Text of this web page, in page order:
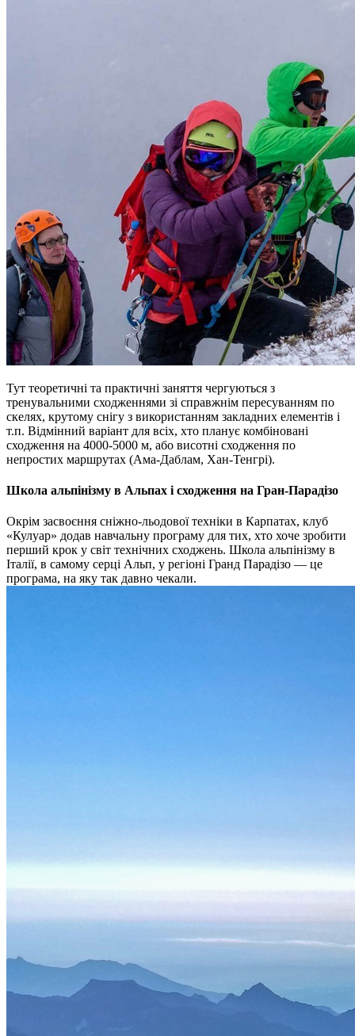
Тут теоретичні та практичні заняття чергуються з
тренувальними сходженнями зі справжнім пересуванням по
скелях, крутому снігу з використанням закладних елементів і
т.п. Відмінний варіант для всіх, хто планує комбіновані
сходження на 4000-5000 м, або висотні сходження по
непростих маршрутах (Ама-Даблам, Хан-Тенгрі).
Школа альпінізму в Альпах і сходження на Гран-Парадізо
Окрім засвоєння сніжно-льодової техніки в Карпатах, клуб
«Кулуар» додав навчальну програму для тих, хто хоче зробити
перший крок у світ технічних сходжень. Школа альпінізму в
Італії, в самому серці Альп, у регіоні Гранд Парадізо — це
програма, на яку так давно чекали.